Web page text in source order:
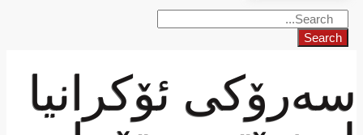
Search
سەرۆکی ئۆکرانیا